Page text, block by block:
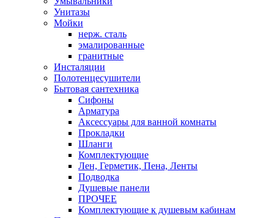
Унитазы
Мойки
нерж. сталь
эмалированные
гранитные
Инсталяции
Полотенцесушители
Бытовая сантехника
Сифоны
Арматура
Аксессуары для ванной комнаты
Прокладки
Шланги
Комплектующие
Лен, Герметик, Пена, Ленты
Подводка
Душевые панели
ПРОЧЕЕ
Комплектующие к душевым кабинам